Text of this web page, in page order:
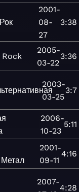
Рок
2001-
08-
27
3:38
Rock
2005-
03-22
3:36
2003-
03-25
3:7
2006-
10-23
5:11
Метал
2001-
09-11
4:16
2007-
4:28